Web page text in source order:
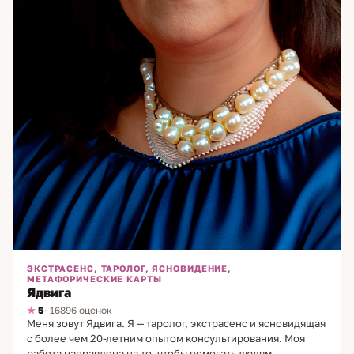
ЭКСТРАСЕНС, ТАРОЛОГ, ЯСНОВИДЕНИЕ,
МЕТАФОРИЧЕСКИЕ КАРТЫ
Ядвига
5· 16896 оценок
Меня зовут Ядвига. Я — таролог, экстрасенс и ясновидящая
с более чем 20-летним опытом консультирования. Моя